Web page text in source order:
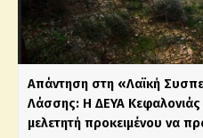
Απάντηση στη «Λαϊκή
Λάσσης: Η ΔΕΥΑ Κεφαλονιάς
μελετητή προκειμένου να